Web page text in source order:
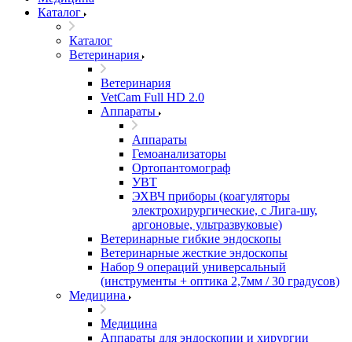
Каталог
Каталог
Ветеринария
Ветеринария
VetCam Full HD 2.0
Аппараты
Аппараты
Гемоанализаторы
Ортопантомограф
УВТ
ЭХВЧ приборы (коагуляторы
электрохирургические, с Лига-шу,
аргоновые, ультразвуковые)
Ветеринарные гибкие эндоскопы
Ветеринарные жесткие эндоскопы
Набор 9 операций универсальный
(инструменты + оптика 2,7мм / 30 градусов)
Медицина
Медицина
Аппараты для эндоскопии и хирургии